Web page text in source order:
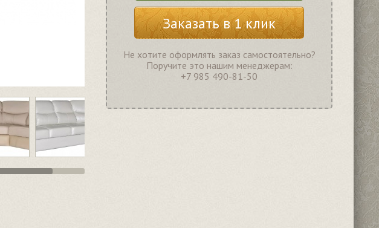
Заказать в 1 клик
Не хотите оформлять заказ самостоятельно?
Поручите это нашим менеджерам:
+7 985 490-81-50